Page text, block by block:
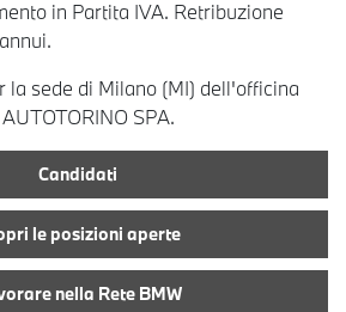
in Partita IVA. Retribuzione
la sede di Milano (MI) dell'officina
SPA.
Candidati
le posizioni aperte
nella Rete BMW